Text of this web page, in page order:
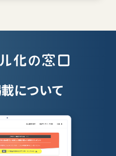
授業支援シス
について